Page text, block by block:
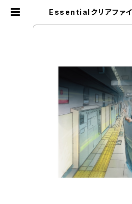
Essentialクリアファイ